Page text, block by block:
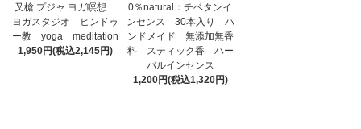
叉槍 プジャ ヨガ瞑想
ヨガスタジオ ヒンドゥ
ー教 yoga meditation
1,950円(税込2,145円)
0％natural：チベタンイ
ンセンス 30本入り ハ
ンドメイド 無添加無香
料 スティック香 ハー
バルインセンス
1,200円(税込1,320円)